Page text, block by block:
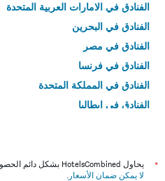
الفنادق في الامارات العربية المتحدة
الفنادق في البحرين
الفنادق في مصر
الفنادق في فرنسا
الفنادق في المملكة المتحدة
الفنادق في إيطاليا
*
يحاول HotelsCombined بشكل دائم الحصول على الأسعار الدقيقة، ولكن
لا يمكن ضمان الأسعار .